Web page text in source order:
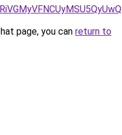
page, you can return to